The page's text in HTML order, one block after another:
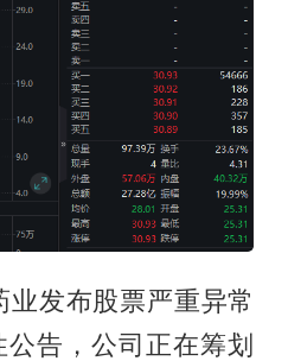
业发布股票严重异常
告，公司正在筹划